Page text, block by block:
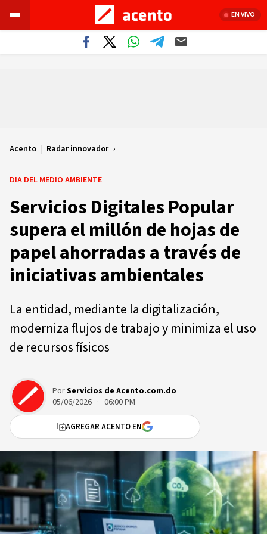
EN VIVO
Acento | Radar innovador
DIA DEL MEDIO AMBIENTE
Servicios Digitales Popular
supera el millón de hojas de
papel ahorradas a través de
iniciativas ambientales
La entidad, mediante la digitalización,
moderniza flujos de trabajo y minimiza el uso
de recursos físicos
PorServicios de Acento.com.do
05/06/2026 · 06:00 PM
AGREGAR ACENTO EN